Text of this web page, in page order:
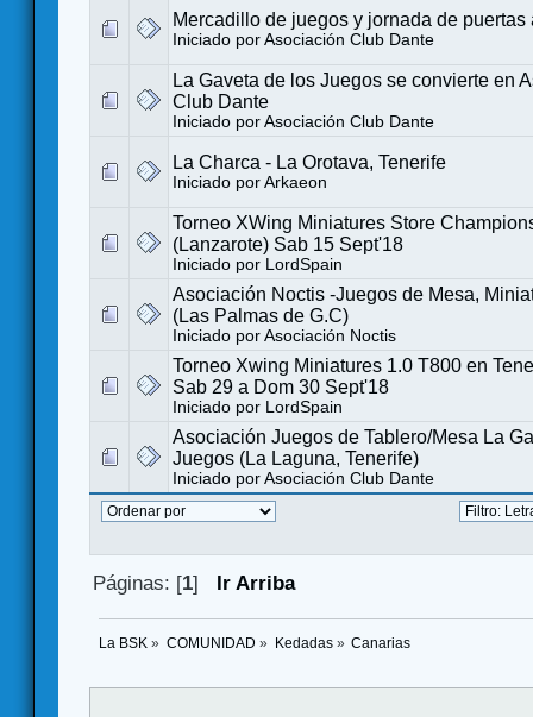
Mercadillo de juegos y jornada de puertas
Iniciado por Asociación Club Dante
La Gaveta de los Juegos se convierte en
Club Dante
Iniciado por Asociación Club Dante
La Charca - La Orotava, Tenerife
Iniciado por Arkaeon
Torneo XWing Miniatures Store
(Lanzarote) Sab 15 Sept'18
Iniciado por LordSpain
Asociación Noctis -Juegos de Mesa,
(Las Palmas de G.C)
Iniciado por Asociación Noctis
Torneo Xwing Miniatures 1.0 T800 en
Sab 29 a Dom 30 Sept'18
Iniciado por LordSpain
Asociación Juegos de Tablero/Mesa La
Juegos (La Laguna, Tenerife)
Iniciado por Asociación Club Dante
Páginas: [1] Ir Arriba
La BSK » COMUNIDAD » Kedadas» Canarias